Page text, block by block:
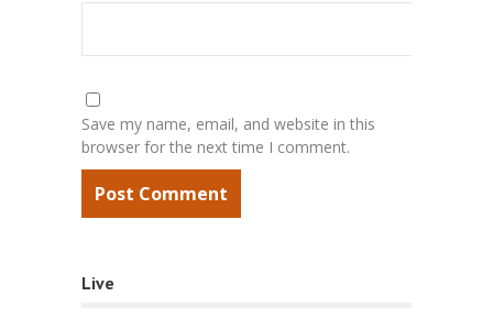
Save my name, email, and website in this
browser for the next time I comment.
Live